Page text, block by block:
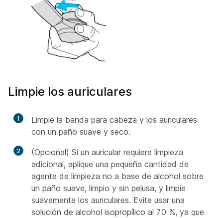
Limpie los auriculares
1
Limpie la banda para cabeza y los auriculares
con un paño suave y seco.
2
(Opcional) Si un auricular requiere limpieza
adicional, aplique una pequeña cantidad de
agente de limpieza no a base de alcohol sobre
un paño suave, limpio y sin pelusa, y limpie
suavemente los auriculares. Evite usar una
solución de alcohol isopropílico al 70 %, ya que